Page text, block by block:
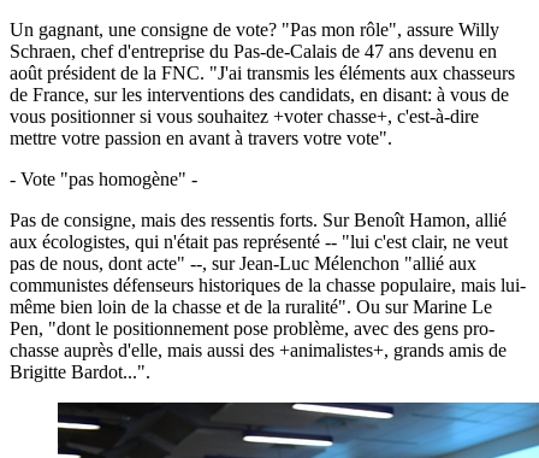
Un gagnant, une consigne de vote? "Pas mon rôle", assure Willy
Schraen, chef d'entreprise du Pas-de-Calais de 47 ans devenu en
août président de la FNC. "J'ai transmis les éléments aux chasseurs
de France, sur les interventions des candidats, en disant: à vous de
vous positionner si vous souhaitez +voter chasse+, c'est-à-dire
mettre votre passion en avant à travers votre vote".
- Vote "pas homogène" -
Pas de consigne, mais des ressentis forts. Sur Benoît Hamon, allié
aux écologistes, qui n'était pas représenté -- "lui c'est clair, ne veut
pas de nous, dont acte" --, sur Jean-Luc Mélenchon "allié aux
communistes défenseurs historiques de la chasse populaire, mais lui-
même bien loin de la chasse et de la ruralité". Ou sur Marine Le
Pen, "dont le positionnement pose problème, avec des gens pro-
chasse auprès d'elle, mais aussi des +animalistes+, grands amis de
Brigitte Bardot...".